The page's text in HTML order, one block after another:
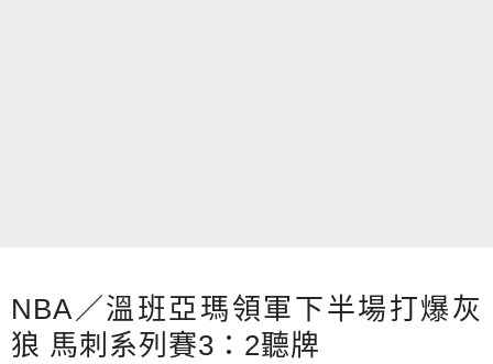
NBA／溫班亞瑪領軍下半場打爆灰
狼 馬刺系列賽3：2聽牌